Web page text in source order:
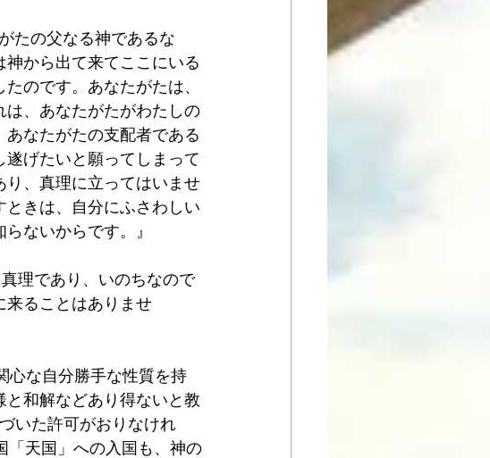
たの父なる神であるな
から出て来てここにいる
のです。あなたがたは、
、あなたがたがわたしの
なたがたの支配者である
げたいと願ってしまって
、真理に立ってはいませ
きは、自分にふさわしい
ないからです。』
理であり、いのちなので
来ることはありませ
心な自分勝手な性質を持
和解などあり得ないと教
いた許可がおりなけれ
「天国」への入国も、神の